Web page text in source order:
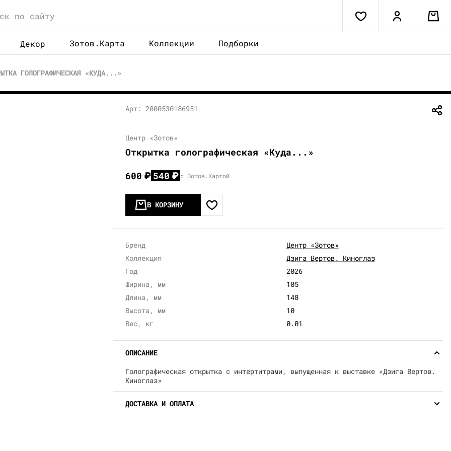
Декор Зотов.Карта Коллекции Подборки
ГОЛОГРАФИЧЕСКАЯ «КУДА...»
Арт: 2000530186951
Центр «Зотов»
Открытка голографическая «Куда...»
600₽ 540₽ с Зотов.Картой
В КОРЗИНУ
Бренд
Центр «Зотов»
Коллекция
Дзига Вертов. Киноглаз
Год
2026
Ширина, мм
105
Длина, мм
148
Высота, мм
10
Вес, кг
0.01
ОПИСАНИЕ
Голографическая открытка с интертитрами, выпущенная к выставке «Дзига Вертов.
Киноглаз»
ДОСТАВКА И ОПЛАТА